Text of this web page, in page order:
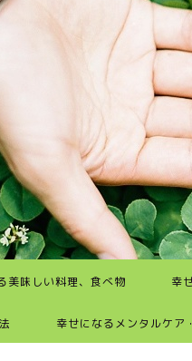
美味しい料理、食べ物 幸
幸せになるメンタルケア